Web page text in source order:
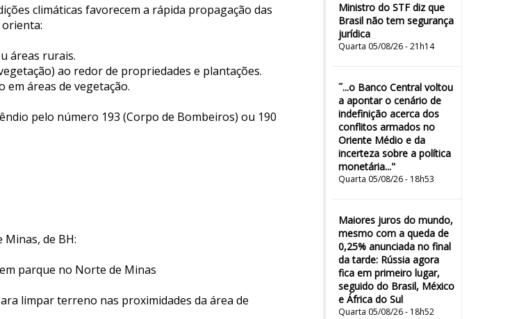
Ministro do STF diz que
Brasil não tem segurança
jurídica
Quarta 05/08/26 - 21h14
˜...o Banco Central voltou
a apontar o cenário de
indefinição acerca dos
conflitos armados no
Oriente Médio e da
incerteza sobre a política
monetária..."
Quarta 05/08/26 - 18h53
Maiores juros do mundo,
mesmo com a queda de
0,25% anunciada no final
da tarde: Rússia agora
fica em primeiro lugar,
seguido do Brasil, México
e África do Sul
Quarta 05/08/26 - 18h52
climáticas favorecem a rápida propagação das
orienta:
áreas rurais.
ao redor de propriedades e plantações.
em áreas de vegetação.
pelo número 193 (Corpo de Bombeiros) ou 190
de BH:
parque no Norte de Minas
limpar terreno nas proximidades da área de